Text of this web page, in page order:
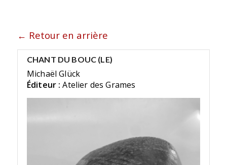
← Retour en arrière
CHANT DU BOUC (LE)
Michaël Glück
Éditeur : Atelier des Grames